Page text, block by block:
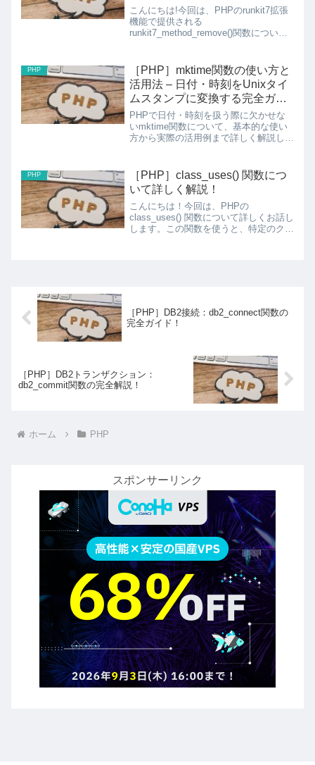
法
こんにちは!今回は、PHPのrunkit7拡張
機能で提供される
runkit7_method_remove()関数について
関数です!runkit7_method_remo...
PHP
［PHP］mktime関数の使い方と
活用法 – 日付・時刻をUnixタイ
ムスタンプに変換する完全ガイ
ド
PHPで日付・時刻を扱う際に欠かせな
いmktime関数について、基本的な使い
方から実際の活用例まで詳しく解説しま
現しましょう。mktime関数とは？
mktime（mak...
PHP
［PHP］class_uses() 関数につ
いて詳しく解説！
こんにちは！今回は、PHPの
class_uses() 関数について詳しくお話し
します。この関数を使うと、特定のクラ
［PHP］DB2接続：db2_connect関数の
完全ガイド！
［PHP］DB2トランザクション：
db2_commit関数の完全解説！
ホーム PHP
スポンサーリンク